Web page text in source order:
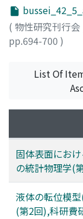
( 物性研究刊行会
pp.694-700 )
List Of
固体表面にお
の統計物理学(
液体の転位模
(第2回),科研費